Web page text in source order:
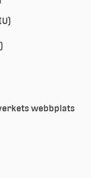
webbplats